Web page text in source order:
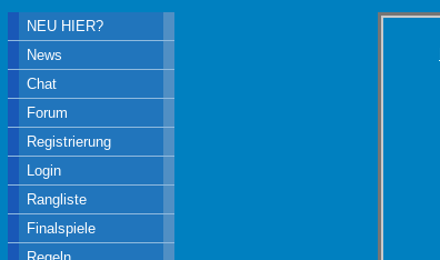
NEU HIER?
News
Chat
Forum
Registrierung
Login
Rangliste
Finalspiele